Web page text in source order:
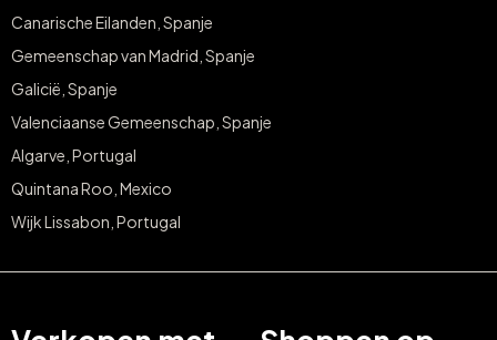
Canarische Eilanden, Spanje
Gemeenschap van Madrid, Spanje
Galicië, Spanje
Valenciaanse Gemeenschap, Spanje
Algarve, Portugal
Quintana Roo, Mexico
Wijk Lissabon, Portugal